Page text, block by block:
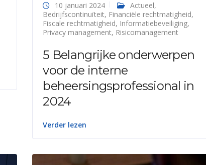
10 januari 2024 Actueel,
Bedrijfscontinuïteit, Financiële rechtmatigheid,
Fiscale rechtmatigheid, Informatiebeveiliging,
Privacy management, Risicomanagement
5 Belangrijke onderwerpen
voor de interne
beheersingsprofessional in
2024
Verder lezen